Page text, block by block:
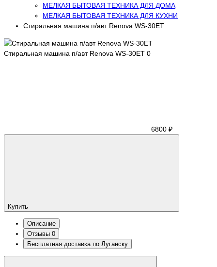
МЕЛКАЯ БЫТОВАЯ ТЕХНИКА ДЛЯ ДОМА
МЕЛКАЯ БЫТОВАЯ ТЕХНИКА ДЛЯ КУХНИ
Стиральная машина п/авт Renova WS-30ET
Стиральная машина п/авт Renova WS-30ET 0
6800 ₽
Купить
Описание
Отзывы 0
Бесплатная доставка по Луганску